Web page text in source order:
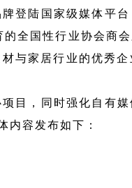
登陆国家级媒体平
全国性行业协会商
与家居行业的优秀
目，同时强化自有
容发布如下：